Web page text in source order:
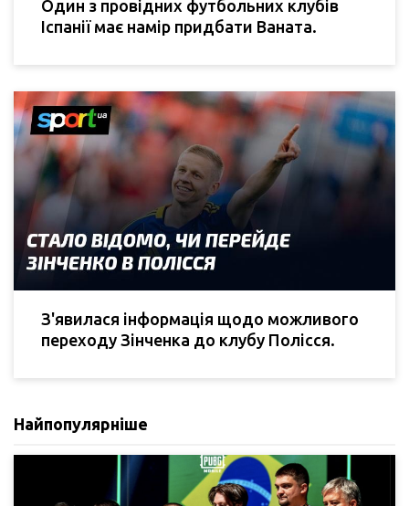
Один з провідних футбольних клубів
Іспанії має намір придбати Ваната.
З'явилася інформація щодо можливого
переходу Зінченка до клубу Полісся.
Найпопулярніше